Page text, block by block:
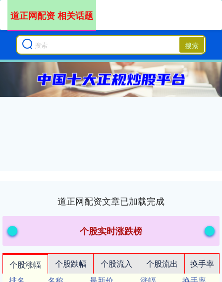
搜索
道正网配资 相关话题
道正网配资文章已加载完成
个股实时涨跌榜
个股涨幅 个股跌幅 个股流入 个股流出
换手率